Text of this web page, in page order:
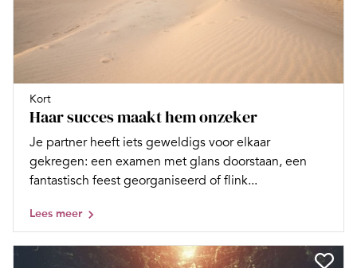
Kort
Haar succes maakt hem onzeker
Je partner heeft iets geweldigs voor elkaar
gekregen: een examen met glans doorstaan, een
fantastisch feest georganiseerd of flink...
Lees meer